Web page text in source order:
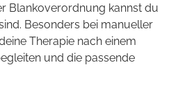
Blankoverordnung kannst du
Besonders bei manueller
Therapie nach einem
und die passende